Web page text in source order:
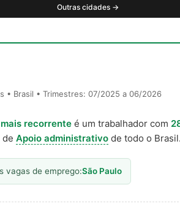
Outras cidades →
• Brasil • Trimestres: 07/2025 a 06/2026
recorrente é um trabalhador com
de Apoio administrativo de todo o Brasil.
vagas de emprego:São Paulo